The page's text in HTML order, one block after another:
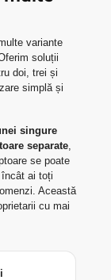
variante
soluții
doi, trei și
simplă și
singure
separate
se poate
ai toți
Această
cu mai